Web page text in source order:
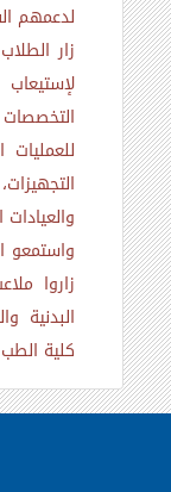
لدعمهم
زار
واستمعو
زاروا
البدنية
كلية